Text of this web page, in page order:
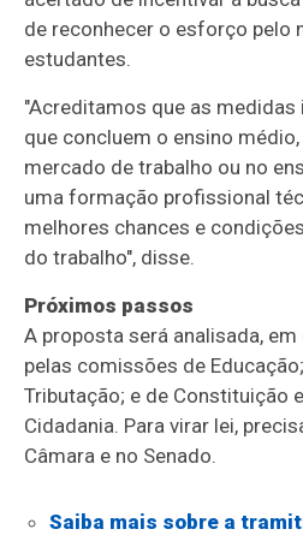
de reconhecer o esforço pelo
estudantes.
"Acreditamos que as
que concluem o ensino
mercado de trabalho ou no
uma formação profissional
melhores chances e
do trabalho", disse.
Próximos passos
A proposta será analisada, em
pelas comissões de
Tributação; e de Constituição
Cidadania. Para virar lei,
Câmara e no Senado.
Saiba mais sobre a